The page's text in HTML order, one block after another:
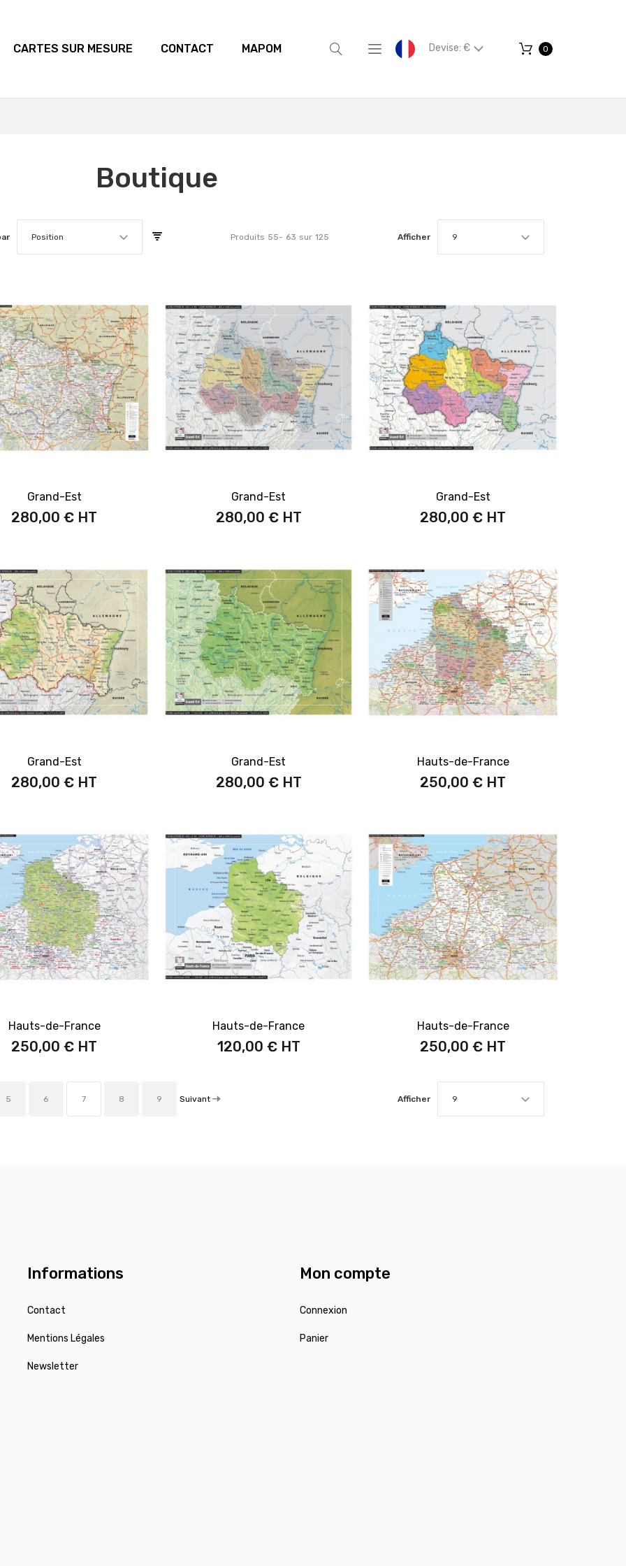
CARTES SUR MESURE CONTACT MAPOM Devise: € 0
Boutique
Position Produits 55- 63 sur 125 Afficher 9
Grand-Est
280,00 €
Grand-Est
280,00 €
Grand-Est
280,00 €
Grand-Est
280,00 €
Grand-Est
280,00 €
Hauts-de-France
250,00 €
Hauts-de-France
250,00 €
Hauts-de-France
120,00 €
Hauts-de-France
250,00 €
Afficher 9
5 6 7 8 9 Suivant
Informations
Contact
Mentions Légales
Newsletter
Mon compte
Connexion
Panier